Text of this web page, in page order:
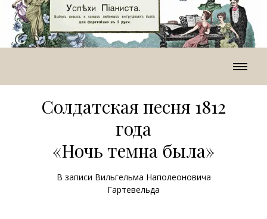
Солдатская песня 1812
года
«Ночь темна была»
В записи Вильгельма Наполеоновича
Гартевельда